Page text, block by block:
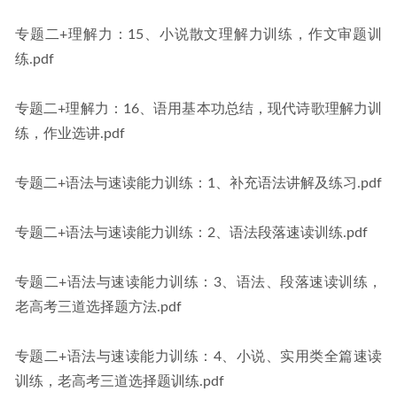
专题二+理解力：15、小说散文理解力训练，作文审题训
练.pdf
专题二+理解力：16、语用基本功总结，现代诗歌理解力训
练，作业选讲.pdf
专题二+语法与速读能力训练：1、补充语法讲解及练习.pdf
专题二+语法与速读能力训练：2、语法段落速读训练.pdf
专题二+语法与速读能力训练：3、语法、段落速读训练，
老高考三道选择题方法.pdf
专题二+语法与速读能力训练：4、小说、实用类全篇速读
训练，老高考三道选择题训练.pdf